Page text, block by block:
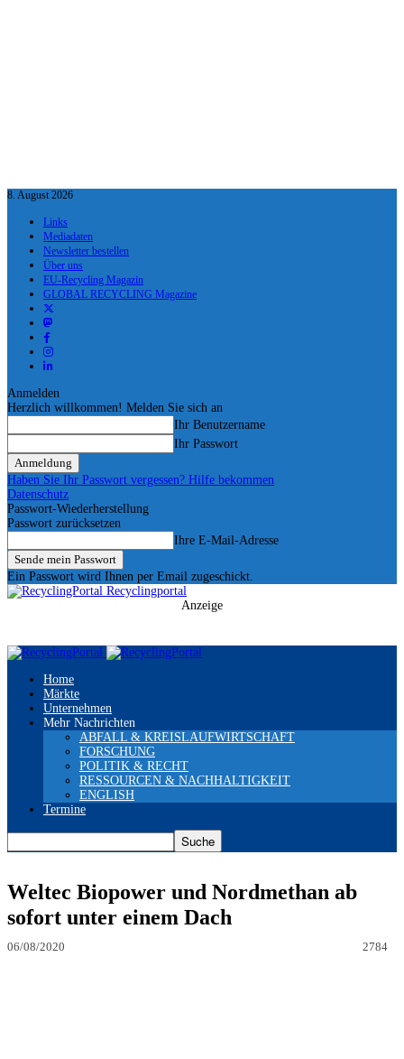
8. August 2026
Links
Mediadaten
Newsletter bestellen
Über uns
EU-Recycling Magazin
GLOBAL RECYCLING Magazine
Anmelden
Herzlich willkommen! Melden Sie sich an
Ihr Benutzername
Ihr Passwort
Haben Sie Ihr Passwort vergessen? Hilfe bekommen
Datenschutz
Passwort-Wiederherstellung
Passwort zurücksetzen
Ihre E-Mail-Adresse
Ein Passwort wird Ihnen per Email zugeschickt.
Recyclingportal
Anzeige
Home
Märkte
Unternehmen
Mehr Nachrichten
ABFALL & KREISLAUFWIRTSCHAFT
FORSCHUNG
POLITIK & RECHT
RESSOURCEN & NACHHALTIGKEIT
ENGLISH
Termine
Weltec Biopower und Nordmethan ab
sofort unter einem Dach
06/08/2020 2784